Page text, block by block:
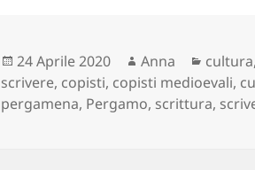
Scritto
il
24 Aprile 2020 Autore
Anna cultura,
scrivere, copisti, copisti medioevali,
pergamena, Pergamo, scrittura,